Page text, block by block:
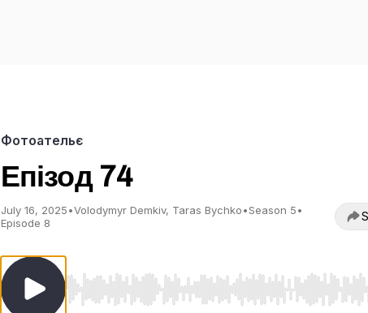
Фотоательє
Епізод 74
July 16, 2025•Volodymyr Demkiv, Taras Bychko•Season 5•
Episode 8
Use Left/Right to seek, Home/End to jump to